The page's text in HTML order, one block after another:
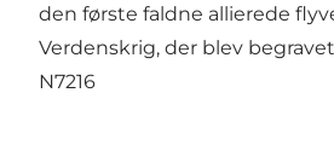
den første faldne allierede
Verdenskrig, der blev
N7216